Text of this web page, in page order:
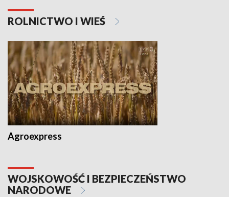
ROLNICTWO I WIEŚ
Agroexpress
WOJSKOWOŚĆ I BEZPIECZEŃSTWO
NARODOWE